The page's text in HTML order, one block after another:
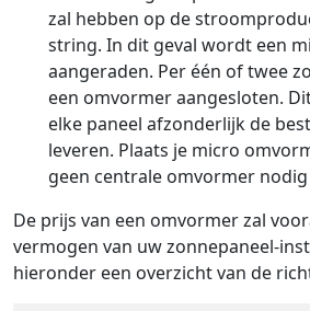
zal hebben op de
string. In dit geval wordt een
aangeraden. Per één of twee
een omvormer aangesloten.
elke paneel afzonderlijk de
leveren. Plaats je micro
geen centrale omvormer nodig
De prijs van een omvormer zal
vermogen van uw zonnepaneel-
hieronder een overzicht van de